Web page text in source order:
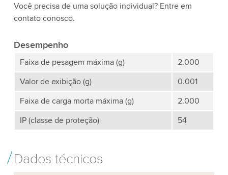
Você precisa de uma solução individual? Entre em
contato conosco.
Desempenho
Faixa de pesagem máxima (g)
2.000
Valor de exibição (g)
0.001
Faixa de carga morta máxima (g)
2.000
IP (classe de proteção)
54
Dados técnicos